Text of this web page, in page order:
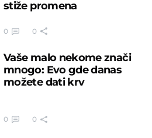
stiže promena
0 0
Vaše malo nekome znači
mnogo: Evo gde danas
možete dati krv
0 0